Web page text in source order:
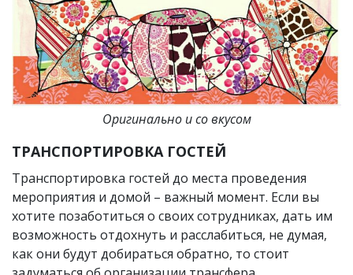
Оригинально и со вкусом
ТРАНСПОРТИРОВКА ГОСТЕЙ
Транспортировка гостей до места проведения
мероприятия и домой – важный момент. Если вы
хотите позаботиться о своих сотрудниках, дать им
возможность отдохнуть и расслабиться, не думая,
как они будут добираться обратно, то стоит